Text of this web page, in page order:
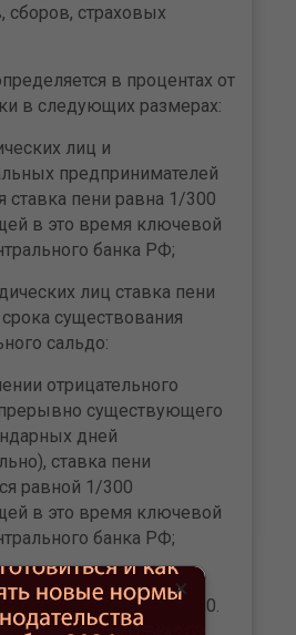
сборов, страховых
в процентах от
в следующих размерах:
лиц и
предпринимателей
ставка пени равна 1/300
в это время ключевой
банка РФ;
лиц ставка пени
срока существования
сальдо:
отрицательного
существующего
дней
ставка пени
равной 1/300
в это время ключевой
банка РФ;
31 календарного дня
ставка пени равна 1/150.
×